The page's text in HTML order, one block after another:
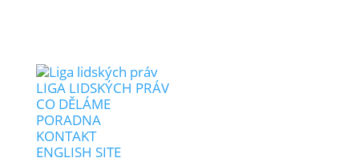
LIGA LIDSKÝCH PRÁV
CO DĚLÁME
PORADNA
KONTAKT
ENGLISH SITE